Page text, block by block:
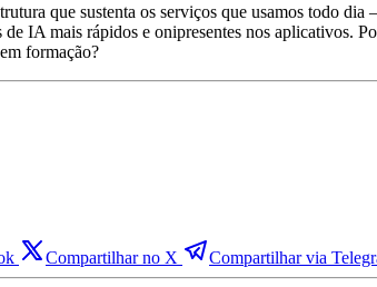
que sustenta os serviços que usamos todo
IA mais rápidos e onipresentes nos aplicativos.
formação?
Compartilhar no X Compartilhar via